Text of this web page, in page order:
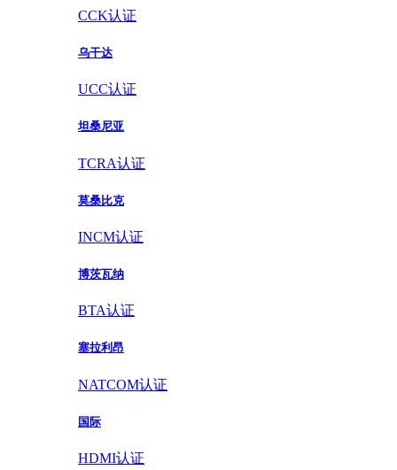
CCK认证
乌干达
UCC认证
坦桑尼亚
TCRA认证
莫桑比克
INCM认证
博茨瓦纳
BTA认证
塞拉利昂
NATCOM认证
国际
HDMI认证